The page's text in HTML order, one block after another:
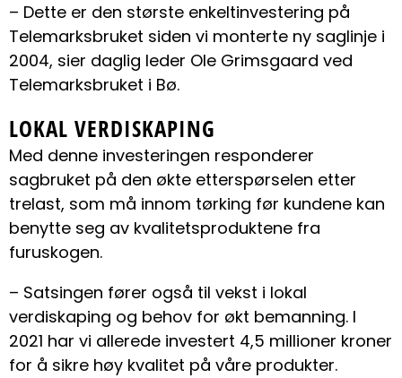
– Dette er den største enkeltinvestering på
Telemarksbruket siden vi monterte ny saglinje i
2004, sier daglig leder Ole Grimsgaard ved
Telemarksbruket i Bø.
LOKAL VERDISKAPING
Med denne investeringen responderer
sagbruket på den økte etterspørselen etter
trelast, som må innom tørking før kundene kan
benytte seg av kvalitetsproduktene fra
furuskogen.
– Satsingen fører også til vekst i lokal
verdiskaping og behov for økt bemanning. I
2021 har vi allerede investert 4,5 millioner kroner
for å sikre høy kvalitet på våre produkter.